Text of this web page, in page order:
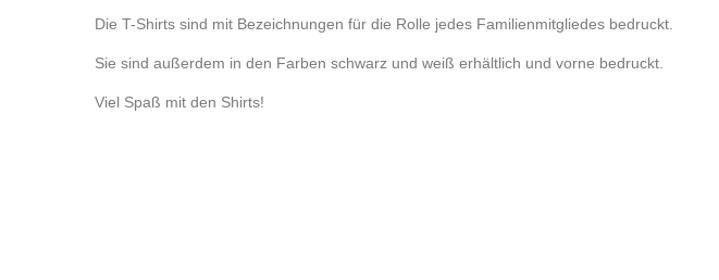
Die T-Shirts sind mit Bezeichnungen für die Rolle jedes Familienmitgliedes bedruckt.
Sie sind außerdem in den Farben schwarz und weiß erhältlich und vorne bedruckt.
Viel Spaß mit den Shirts!